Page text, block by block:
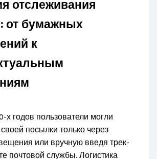
отслеживания
от бумажных
к
х годов пользователи могли
своей посылки только через
или вручную введя трек-
почтовой службы. Логистика